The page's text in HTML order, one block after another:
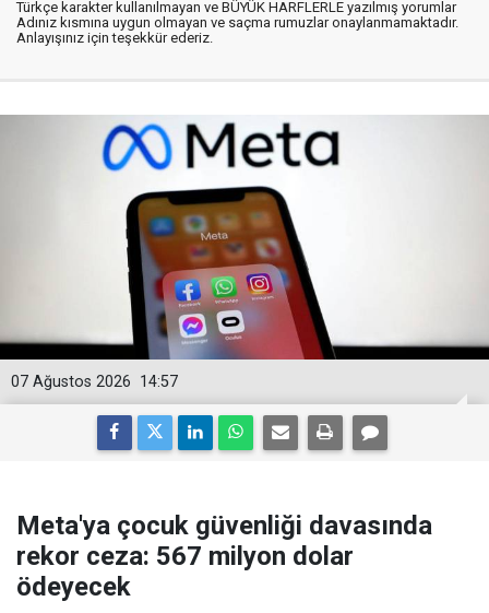
Türkçe karakter kullanılmayan ve BÜYÜK HARFLERLE yazılmış yorumlar
Adınız kısmına uygun olmayan ve saçma rumuzlar onaylanmamaktadır.
Anlayışınız için teşekkür ederiz.
14:57
07 Ağustos 2026
Meta'ya çocuk güvenliği davasında
rekor ceza: 567 milyon dolar
ödeyecek